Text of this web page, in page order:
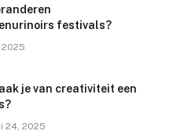
festivals?
2025
je van creativiteit een
24, 2025